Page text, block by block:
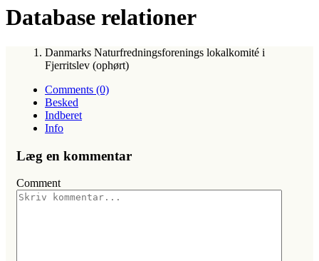
Database relationer
Danmarks Naturfredningsforenings lokalkomité i
Fjerritslev (ophørt)
Comments (0)
Besked
Indberet
Info
Læg en kommentar
Comment